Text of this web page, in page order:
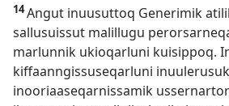
14Angut inuusuttoq Generimik
sallusuissut malillugu
marlunnik ukioqarluni kuisippoq.
kiffaanngissuseqarluni
inooriaaseqarnissamik